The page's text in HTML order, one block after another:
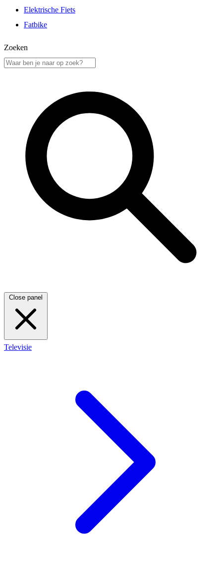
Elektrische Fiets
Fatbike
Zoeken
Close panel
Televisie